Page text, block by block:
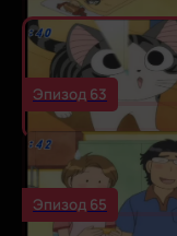
Эпизод 63
Эпизод 65